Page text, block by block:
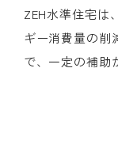
ZEH水準住宅は
ギー消費量の削
で、一定の補助